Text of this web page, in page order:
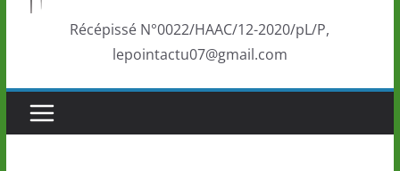
Récépissé N°0022/HAAC/12-2020/pL/P,
lepointactu07@gmail.com